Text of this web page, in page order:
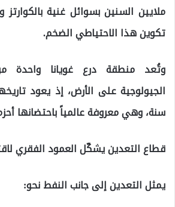
ملايين السنين بسوائل غنية
تكوين هذا الاحتياطي الضخم.
وتُعد منطقة درع غويانا واحدة
سنة، وهي معروفة عالمياً باحتضانها
قطاع التعدين يشكّل العمود الفقري
يمثل التعدين إلى جانب النفط نحو: